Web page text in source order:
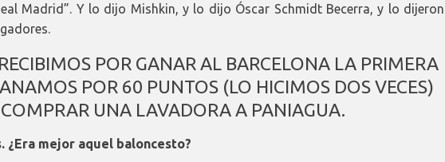
Madrid”. Y lo dijo Mishkin, y lo dijo Óscar Schmidt Becerra, y lo dijeron
POR GANAR AL BARCELONA LA PRIMERA
POR 60 PUNTOS (LO HICIMOS DOS VECES)
COMPRAR UNA LAVADORA A PANIAGUA.
¿Era mejor aquel baloncesto?